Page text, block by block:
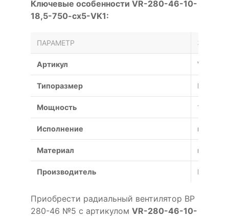
Ключевые особенности VR-280-46-10-
18,5-750-cx5-VK1:
ПАРАМЕТР
Артикул VR-
Типоразмер №5
Мощность 18.5 кВт
Исполнение
Материал
Производитель Россия
Приобрести радиальный вентилятор ВР
280-46 №5 с артикулом VR-280-46-10-